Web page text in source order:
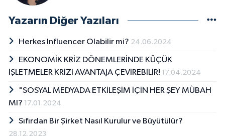
Yazarın Diğer Yazıları
Herkes Influencer Olabilir mi? 24.06.2024
EKONOMİK KRİZ DÖNEMLERİNDE KÜÇÜK
İŞLETMELER KRİZİ AVANTAJA ÇEVİREBİLİR! 17.04.2024
"SOSYAL MEDYADA ETKİLEŞİM İÇİN HER ŞEY MÜBAH
MI? 17.01.2024
Sıfırdan Bir Şirket Nasıl Kurulur ve Büyütülür?
28.12.2023